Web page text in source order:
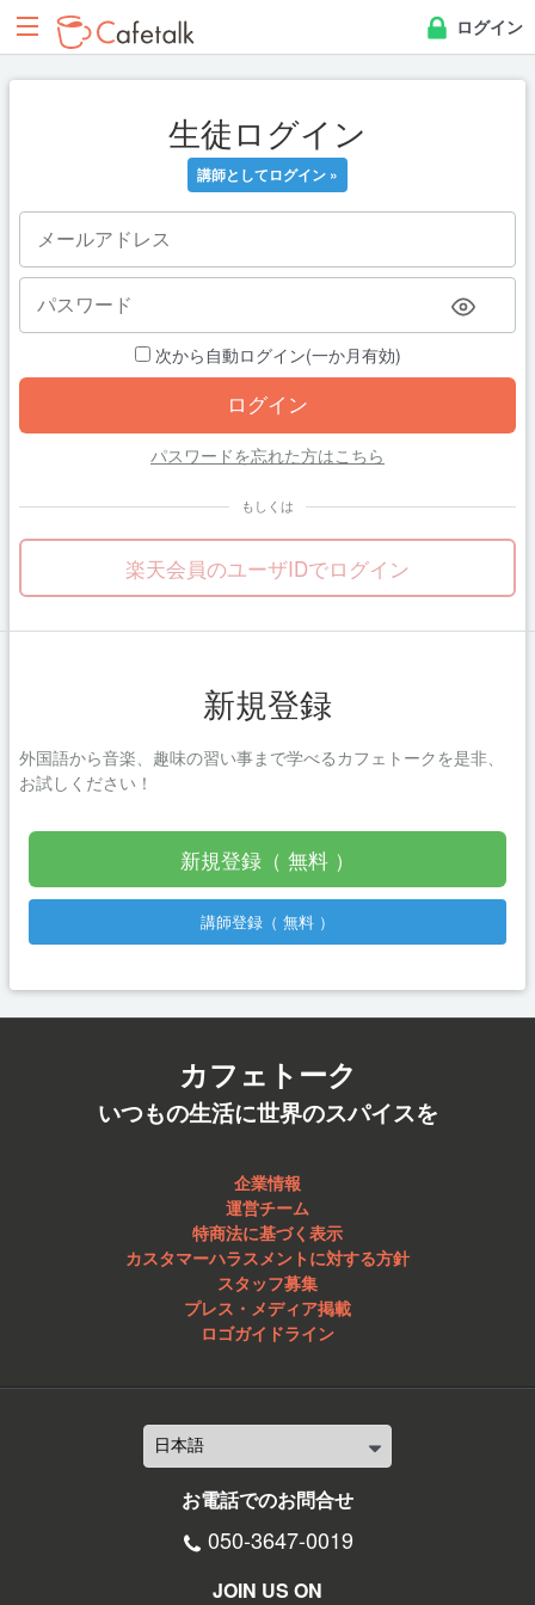
ログイン
生徒ログイン
講師としてログイン »
次から自動ログイン(一か月有効)
パスワードを忘れた方はこちら
もしくは
楽天会員のユーザIDでログイン
新規登録
外国語から音楽、趣味の習い事まで学べるカフェトークを是非、
お試しください！
新規登録（ 無料 ）
講師登録（ 無料 ）
カフェトーク
いつもの生活に世界のスパイスを
企業情報
運営チーム
特商法に基づく表示
カスタマーハラスメントに対する方針
スタッフ募集
プレス・メディア掲載
ロゴガイドライン
お電話でのお問合せ
050-3647-0019
JOIN US ON